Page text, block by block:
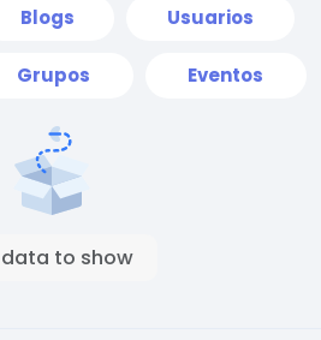
Blogs Usuarios
Grupos Eventos
data to show